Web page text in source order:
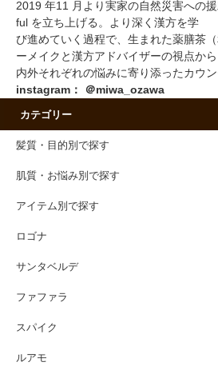
2019 年11 月より実家の自然災害への
ful を立ち上げる。より深く漢方を学
び進めていく過程で、生まれた薬膳茶
ーメイクと漢方アドバイザーの視点から
内外それぞれの悩みに寄り添ったカウ
instagram：
＠miwa_ozawa
カテゴリー
髪質・目的別で探す
肌質・お悩み別で探す
アイテム別で探す
ロゴナ
サンタベルデ
ファファラ
スパイク
ルアモ